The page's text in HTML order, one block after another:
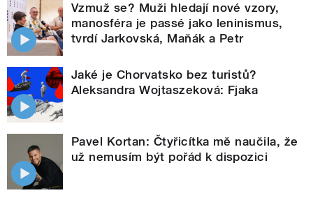
Vzmuž se? Muži hledají nové vzory,
manosféra je passé jako leninismus,
tvrdí Jarkovská, Maňák a Petr
Jaké je Chorvatsko bez turistů?
Aleksandra Wojtaszeková: Fjaka
Pavel Kortan: Čtyřicítka mě naučila, že
už nemusím být pořád k dispozici